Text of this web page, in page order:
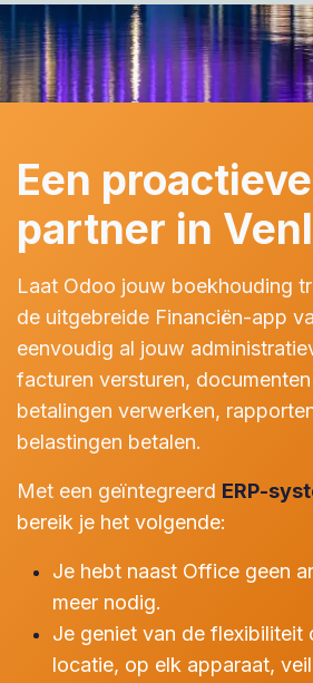
Een
partner in
Laat Odoo jouw boekhouding
de uitgebreide Financiën-app
eenvoudig al jouw
facturen versturen,
betalingen verwerken,
belastingen betalen.
Met een geïntegreerd ERP-
bereik je het volgende:
Je hebt naast Office geen
meer nodig.
Je geniet van de flexibiliteit
locatie, op elk apparaat,